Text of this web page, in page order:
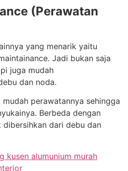
(Perawatan
yang menarik yaitu
Jadi bukan saja
juga mudah
dan noda.
perawatannya sehingga
Berbeda dengan
dibersihkan dari debu dan
kusen alumunium murah